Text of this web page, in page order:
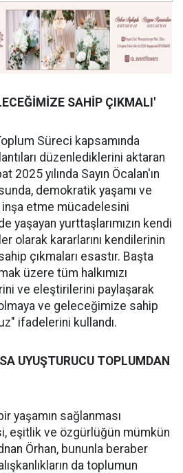
SAHİP ÇIKMALI'
Süreci kapsamında
düzenlediklerini aktaran
2025 yılında Sayın Öcalan'ın
demokratik yaşamı ve
inşa etme mücadelesini
yaşayan yurttaşlarımızın kendi
olarak kararlarını kendilerinin
çıkmaları esastır. Başta
üzere tüm halkımızı
ve eleştirilerini paylaşarak
ve geleceğimize sahip
ifadelerini kullandı.
UYUŞTURUCU TOPLUMDAN
yaşamın sağlanması
eşitlik ve özgürlüğün mümkün
Örhan, bununla beraber
da toplumun